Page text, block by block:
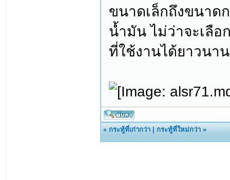
ขนาดเล็กถึงขนาด
น้ำมัน ไม่ว่าจะเลื
ที่ใช้งานได้ยาวนาน
«กระทู้ที่เก่ากว่า |กระทู้ที่ใหม่กว่า »